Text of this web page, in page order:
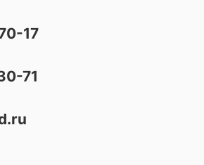
17
71